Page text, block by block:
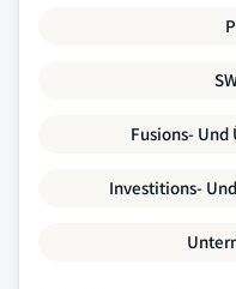
Fusions-
Investitions-